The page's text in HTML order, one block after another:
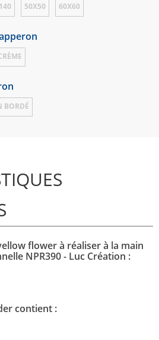
50X50 60X60
BORDÉ
flower à réaliser à la main
NPR390 - Luc Création :
contient :